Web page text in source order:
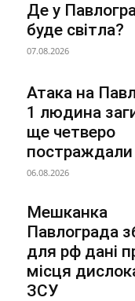
Де у
буде світла?
07.08.2026
Атака на
1 людина
ще четверо
постраждали
06.08.2026
Мешканка
Павлограда
для рф дані
місця
ЗСУ